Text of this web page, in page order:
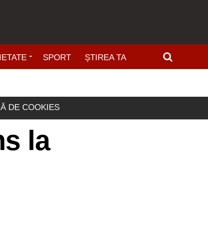
SPORT ȘTIREA TA
DE COOKIES
la